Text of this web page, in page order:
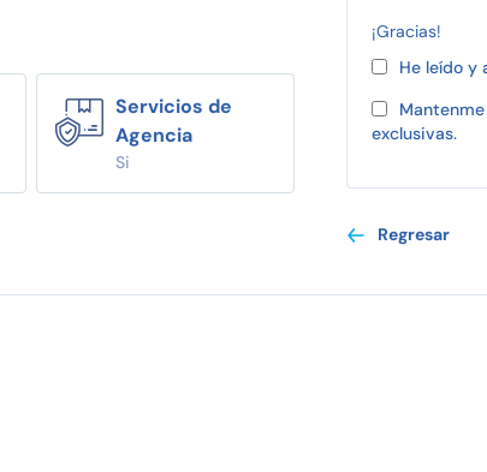
Servicios de
Agencia
Si
¡Gracias!
He leído
exclusivas.
Regresar